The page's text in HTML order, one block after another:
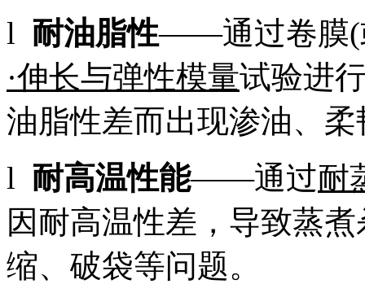
l 耐油脂性——通过卷膜(
·伸长与弹性模量试验进
油脂性差而出现渗油、
l 耐高温性能——通过耐
因耐高温性差，导致蒸
缩、破袋等问题。